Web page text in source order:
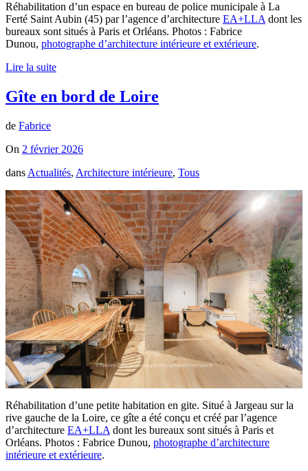
Réhabilitation d’un espace en bureau de police municipale à La
Ferté Saint Aubin (45) par l’agence d’architecture EA+LLA dont les
bureaux sont situés à Paris et Orléans. Photos : Fabrice
Dunou, photographe d’architecture intérieure et extérieure.
Lire la suite
Gîte en bord de Loire
de Fabrice
On 2 février 2026
dans Actualités, Architecture intérieure, Tous
Réhabilitation d’une petite habitation en gite. Situé à Jargeau sur la
rive gauche de la Loire, ce gîte a été conçu et créé par l’agence
d’architecture EA+LLA dont les bureaux sont situés à Paris et
Orléans. Photos : Fabrice Dunou, photographe d’architecture
intérieure et extérieure.